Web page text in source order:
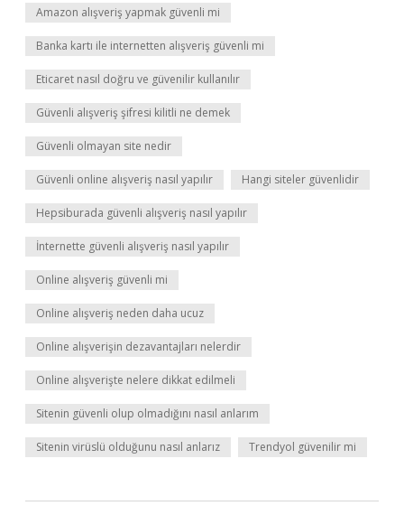
Amazon alışveriş yapmak güvenli mi
Banka kartı ile internetten alışveriş güvenli mi
Eticaret nasıl doğru ve güvenilir kullanılır
Güvenli alışveriş şifresi kilitli ne demek
Güvenli olmayan site nedir
Güvenli online alışveriş nasıl yapılır Hangi siteler güvenlidir
Hepsiburada güvenli alışveriş nasıl yapılır
İnternette güvenli alışveriş nasıl yapılır
Online alışveriş güvenli mi
Online alışveriş neden daha ucuz
Online alışverişin dezavantajları nelerdir
Online alışverişte nelere dikkat edilmeli
Sitenin güvenli olup olmadığını nasıl anlarım
Sitenin virüslü olduğunu nasıl anlarız Trendyol güvenilir mi